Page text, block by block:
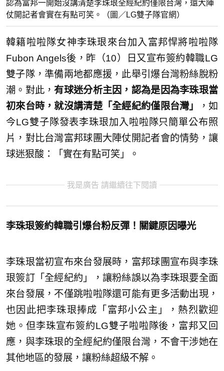
認為富邦一開始沒講清楚李珠珢全經紀約僅限台灣，還大陣
仗開記者會實在有點可笑。（圖／LG雙子隊官網）
韓籍啦啦隊女神李珠珢來台加入富邦悍將啦啦隊
Fubon Angels後，昨（10）日又宣布簽約韓職LG
雙子隊，準備兩地都應援，此舉引爆台灣粉絲脫粉
潮。對此，有球迷分析主因，認為是因為李珠珢當
初來台時，就沒講清楚「全經紀約僅限台灣」
，如
今LG雙子隊發表李珠珢加入啦啦隊只簡單公布照
片，對比台灣富邦球團大陣仗開記者會的情勢，讓
球迷狠酸：「實在有點可笑」。
我是廣告 請繼續往下閱讀
李珠珢簽約韓職引爆台粉反彈！關鍵原因曝光
李珠珢當初宣布來台發展時，富邦球團宣布與李珠
珢簽訂「全經紀約」，讓粉絲誤以為李珠珢要全面
來台發展，不僅跳啦啦隊還可能有更多活動出現，
也因此把李珠珢捧成「富邦小公主」，熱烈歡迎
她。但李珠宣布簽約LG雙子啦啦隊後，富邦又回
應，與李珠珢的全經紀約僅限台灣，不會干涉她在
其他地區的發展，讓粉絲超級不解。